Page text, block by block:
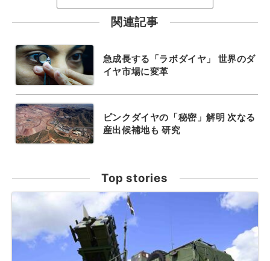
関連記事
急成長する「ラボダイヤ」 世界のダ
イヤ市場に変革
ピンクダイヤの「秘密」解明 次なる
産出候補地も 研究
Top stories